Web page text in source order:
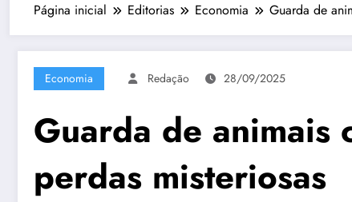
Página inicial Editorias Economia Guarda de
Economia Redação 28/09/2025
Guarda de animais
perdas misteriosas